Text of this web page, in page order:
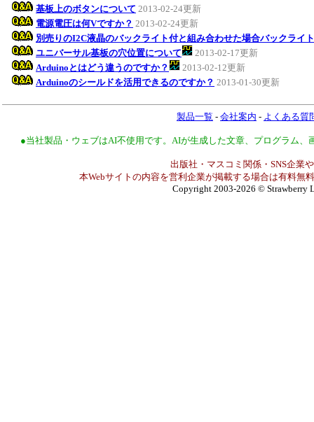
基板上のボタンについて 2013-02-24更新
電源電圧は何Vですか？ 2013-02-24更新
別売りのI2C液晶のバックライト付と組み合わせた場合バックライ
ユニバーサル基板の穴位置について
2013-02-17更新
Arduinoとはどう違うのですか？
2013-02-12更新
Arduinoのシールドを活用できるのですか？ 2013-01-30更新
製品一覧 - 会社案内 - よくある質
●当社製品・ウェブはAI不使用です。AIが生成した文章、プログラム
出版社・マスコミ関係・SNS企業
本Webサイトの内容を営利企業が掲載する場合は有料無
Copyright 2003-2026 © Strawberry